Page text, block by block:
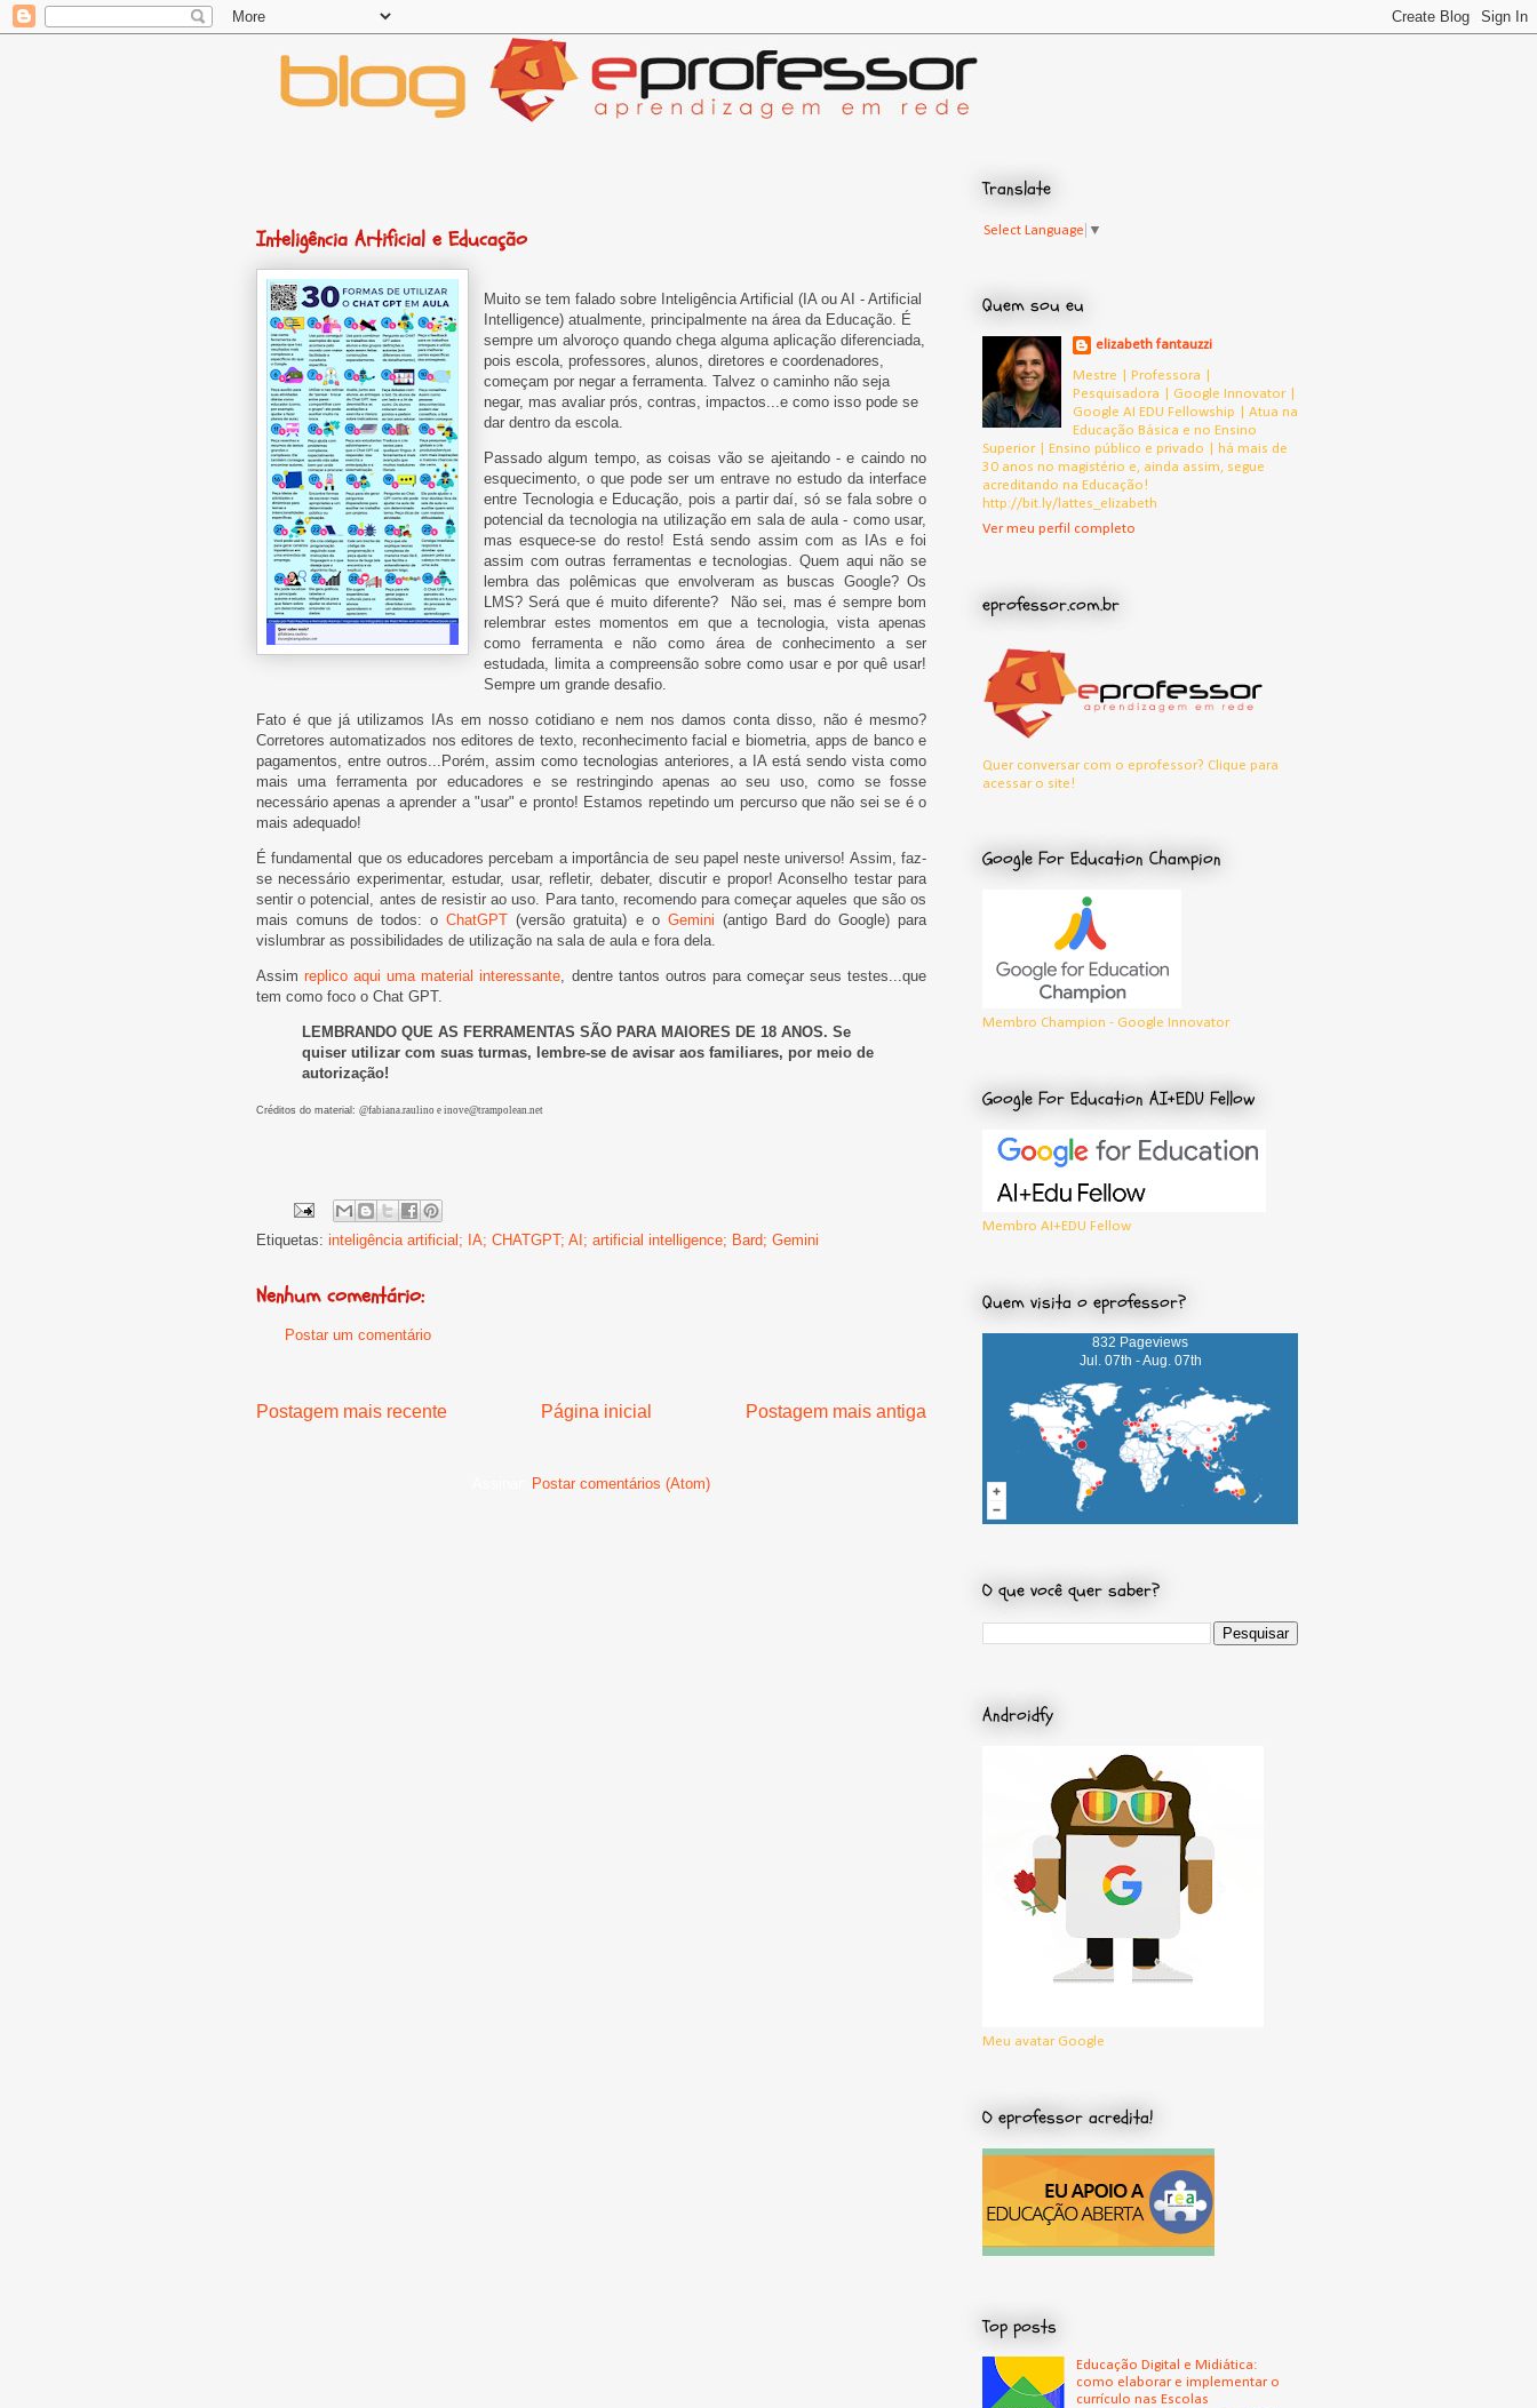
Inteligência Artificial e Educação
Muito se tem falado sobre Inteligência Artificial (IA ou AI - Artificial
Intelligence) atualmente, principalmente na área da Educação. É
sempre um alvoroço quando chega alguma aplicação diferenciada,
pois escola, professores, alunos, diretores e coordenadores,
começam por negar a ferramenta. Talvez o caminho não seja
negar, mas avaliar prós, contras, impactos...e como isso pode se
dar dentro da escola.
Passado algum tempo, as coisas vão se ajeitando - e caindo no
esquecimento, o que pode ser um entrave no estudo da interface
entre Tecnologia e Educação, pois a partir daí, só se fala sobre o
potencial da tecnologia na utilização em sala de aula - como usar,
mas esquece-se do resto! Está sendo assim com as IAs e foi
assim com outras ferramentas e tecnologias. Quem aqui não se
lembra das polêmicas que envolveram as buscas Google? Os
LMS? Será que é muito diferente? Não sei, mas é sempre bom
relembrar estes momentos em que a tecnologia, vista apenas
como ferramenta e não como área de conhecimento a ser
estudada, limita a compreensão sobre como usar e por quê usar!
Sempre um grande desafio.
Fato é que já utilizamos IAs em nosso cotidiano e nem nos damos conta disso, não é mesmo?
Corretores automatizados nos editores de texto, reconhecimento facial e biometria, apps de banco e
pagamentos, entre outros...Porém, assim como tecnologias anteriores, a IA está sendo vista como
mais uma ferramenta por educadores e se restringindo apenas ao seu uso, como se fosse
necessário apenas a aprender a "usar" e pronto! Estamos repetindo um percurso que não sei se é o
mais adequado!
É fundamental que os educadores percebam a importância de seu papel neste universo! Assim, faz-
se necessário experimentar, estudar, usar, refletir, debater, discutir e propor! Aconselho testar para
sentir o potencial, antes de resistir ao uso. Para tanto, recomendo para começar aqueles que são os
mais comuns de todos: oChatGPT (versão gratuita) e o Gemini (antigo Bard do Google) para
vislumbrar as possibilidades de utilização na sala de aula e fora dela.
Assimreplico aqui uma material interessante, dentre tantos outros para começar seus testes...que
tem como foco o Chat GPT.
LEMBRANDO QUE AS FERRAMENTAS SÃO PARA MAIORES DE 18 ANOS. Se
quiser utilizar com suas turmas, lembre-se de avisar aos familiares, por meio de
autorização!
Créditos do material: @fabiana.raulino e inove@trampolean.net
Etiquetas: inteligência artificial; IA; CHATGPT; AI; artificial intelligence; Bard; Gemini
Nenhum comentário:
Postar um comentário
Postagem mais recente Postagem mais antiga
Página inicial
Postar comentários (Atom)
Translate
Select Language ▼
Quem sou eu
elizabeth fantauzzi
Mestre | Professora |
Pesquisadora | Google Innovator |
Google AI EDU Fellowship | Atua na
Educação Básica e no Ensino
Superior | Ensino público e privado | há mais de
30 anos no magistério e, ainda assim, segue
acreditando na Educação!
http://bit.ly/lattes_elizabeth
Ver meu perfil completo
eprofessor.com.br
Quer conversar com o eprofessor? Clique para
acessar o site!
Google For Education Champion
Membro Champion - Google Innovator
Google For Education AI+EDU Fellow
Membro AI+EDU Fellow
Quem visita o eprofessor?
832 Pageviews
Jul. 07th - Aug. 07th
O que você quer saber?
Androidfy
Meu avatar Google
O eprofessor acredita!
Top posts
Educação Digital e Midiática:
como elaborar e implementar o
currículo nas Escolas